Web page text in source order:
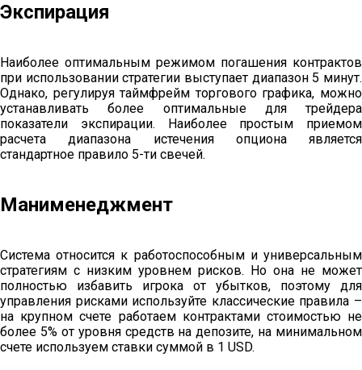
Экспирация
Наиболее оптимальным режимом погашения контрактов
при использовании стратегии выступает диапазон 5 минут.
Однако, регулируя таймфрейм торгового графика, можно
устанавливать более оптимальные для трейдера
показатели экспирации. Наиболее простым приемом
расчета диапазона истечения опциона является
стандартное правило 5-ти свечей.
Манименеджмент
Система относится к работоспособным и универсальным
стратегиям с низким уровнем рисков. Но она не может
полностью избавить игрока от убытков, поэтому для
управления рисками используйте классические правила –
на крупном счете работаем контрактами стоимостью не
более 5% от уровня средств на депозите, на минимальном
счете используем ставки суммой в 1 USD.